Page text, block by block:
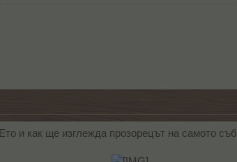
Ето и как ще изглежда прозорецът на самото